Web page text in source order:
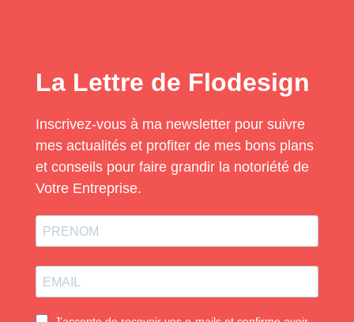
La Lettre de Flodesign
Inscrivez-vous à ma newsletter pour suivre
mes actualités et profiter de mes bons plans
et conseils pour faire grandir la notoriété de
Votre Entreprise.